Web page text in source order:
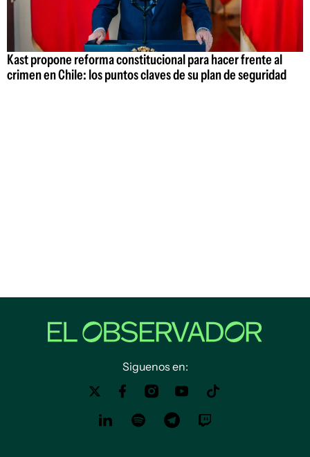
Kast propone reforma constitucional para hacer frente al
crimen en Chile: los puntos claves de su plan de seguridad
Siguenos en: